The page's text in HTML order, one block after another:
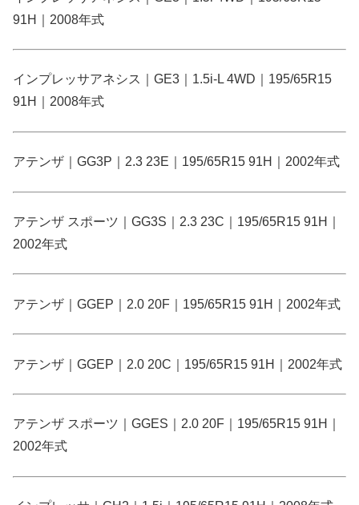
91H｜2008年式
インプレッサアネシス｜GE3｜1.5i-L 4WD｜195/65R15
91H｜2008年式
アテンザ｜GG3P｜2.3 23E｜195/65R15 91H｜2002年式
アテンザ スポーツ｜GG3S｜2.3 23C｜195/65R15 91H｜
2002年式
アテンザ｜GGEP｜2.0 20F｜195/65R15 91H｜2002年式
アテンザ｜GGEP｜2.0 20C｜195/65R15 91H｜2002年式
アテンザ スポーツ｜GGES｜2.0 20F｜195/65R15 91H｜
2002年式